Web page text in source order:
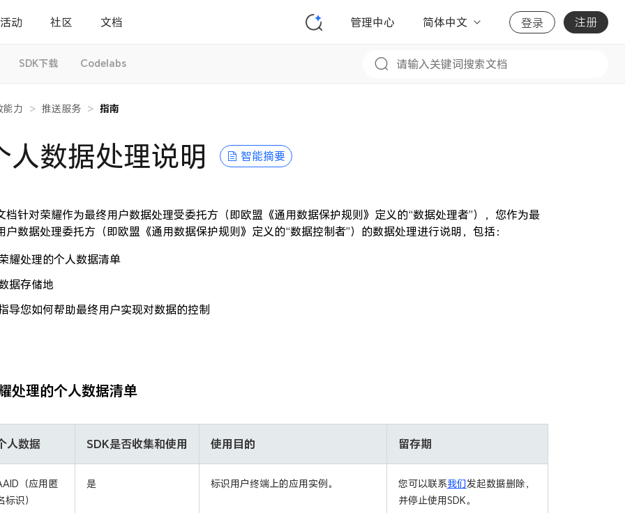
活动 社区 文档 管理中心 简体中文 登录 注册
SDK下载 Codelabs
能力 > 推送服务 > 指南
人数据处理说明 智能摘要
档针对荣耀作为最终用户数据处理受委托方（即欧盟《通用数据保护规则》定义的“数据处理者”），您作为最
户数据处理委托方（即欧盟《通用数据保护规则》定义的“数据控制者”）的数据处理进行说明，包括：
耀处理的个人数据清单
据存储地
导您如何帮助最终用户实现对数据的控制
处理的个人数据清单
人数据 SDK是否收集和使用 使用目的 留存期
（应用匿
标识）
是 标识用户终端上的应用实例。 您可以联系我们发起数据删除，
并停止使用SDK。